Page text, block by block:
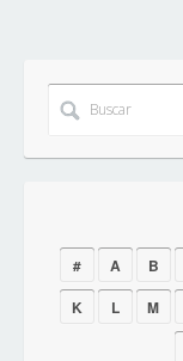
# A B
K
L M